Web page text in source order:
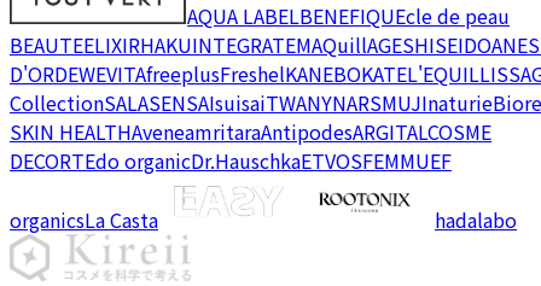
AQUA LABELBENEFIQUEcle de peau
BEAUTEELIXIRHAKUINTEGRATEMAQuillAGESHISEIDO
D'ORDEWEVITAfreeplusFreshelKANEBOKATEL'EQUIL
CollectionSALASENSAIsuisaiTWANYNARSMUJInaturieBiore
SKIN HEALTHAveneamritaraAntipodesARGITALCOSME
DECORTEdo organicDr.HauschkaETVOSFEMMUEF
organicsLa Casta hadalabo